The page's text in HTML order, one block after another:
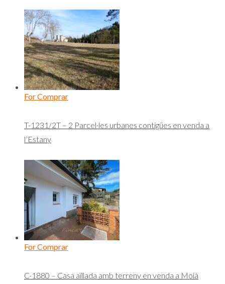
For Comprar
T-1231/2T – 2 Parcel·les urbanes contigües en venda a
l’Estany
For Comprar
C-1880 – Casa aïllada amb terreny en venda a Moià